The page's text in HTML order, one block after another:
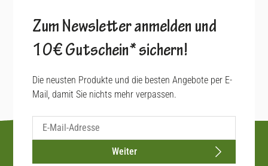
Zum Newsletter anmelden und
10€ Gutschein* sichern!
Die neusten Produkte und die besten Angebote per E-
Mail, damit Sie nichts mehr verpassen.
Weiter